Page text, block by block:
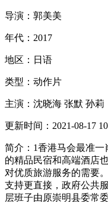
导演： 郭美美
年代： 2017
地区： 日语
类型： 动作片
主演： 沈晓海 张默 孙莉
更新时间： 2021-08-17
简介： 1香港马会最准
的精品民宿和高端酒店
对优质旅游服务的需要
支持更直接，政府公共
层班子由原崇明县委常